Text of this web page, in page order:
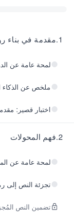
1
.مقدمة في بناء
لمحة عامة عن
ملخص عن الذكاء
اختبار قصير:
2
.فهم المحولات
لمحة عامة عن
تجزئة النص إلى
تضمين النص